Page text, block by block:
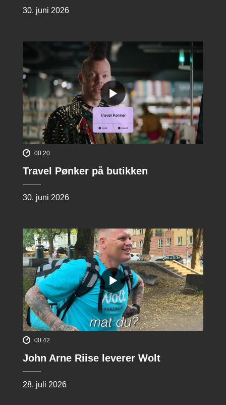
30. juni 2026
00:20
Travel Pønker på butikken
30. juni 2026
00:42
John Arne Riise leverer Wolt
28. juli 2026